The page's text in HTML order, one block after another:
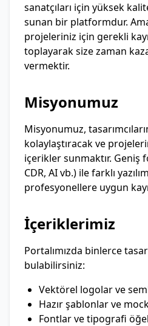
sanatçıları için yüksek
sunan bir platformdur.
projeleriniz için gerekli
toplayarak size zaman
vermektir.
Misyonumuz
Misyonumuz,
kolaylaştıracak ve
içerikler sunmaktır. Geniş
CDR, AI vb.) ile farklı
profesyonellere uygun
İçeriklerimiz
Portalımızda binlerce
bulabilirsiniz:
Vektörel logolar ve
Hazır şablonlar ve
Fontlar ve tipografi